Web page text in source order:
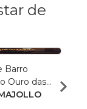
de
Barro
Ouro das